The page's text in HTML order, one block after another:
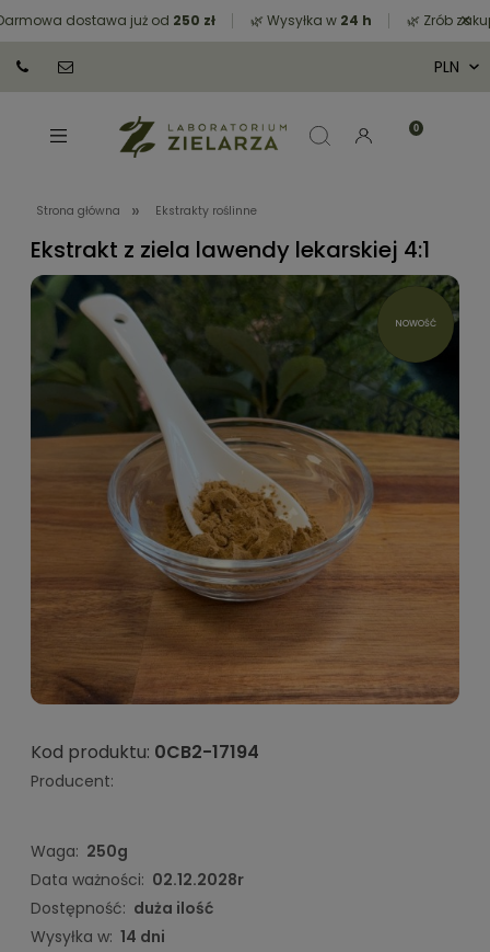
dostawa już od250 zł 🌿 Wysyłka w24 h 🌿 Zrób ×
Strona główna » Ekstrakty roślinne
Ekstrakt z ziela lawendy lekarskiej 4:1
NOWOŚĆ
Kod produktu: 0CB2-17194
Producent:
Waga: 250g
Data ważności: 02.12.2028r
Dostępność: duża ilość
Wysyłka w: 14 dni